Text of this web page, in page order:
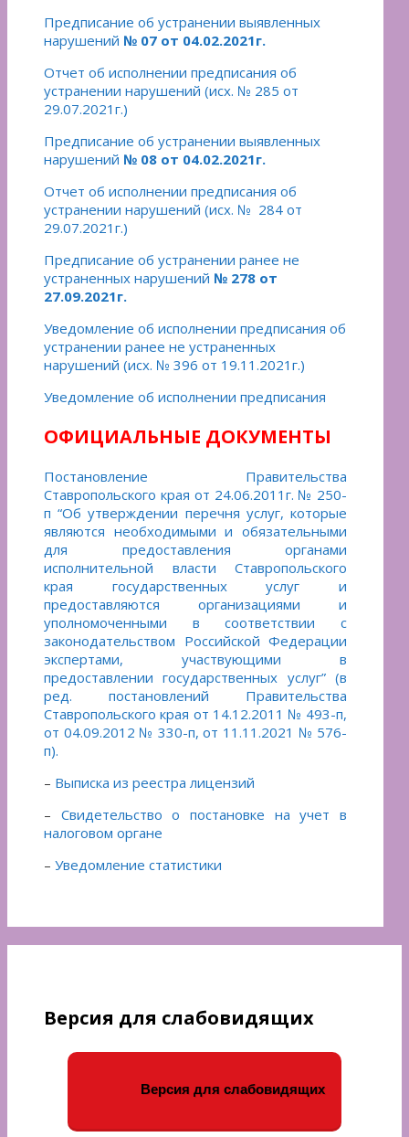
Предписание об устранении выявленных
нарушений № 07 от 04.02.2021г.
Отчет об исполнении предписания об
устранении нарушений (исх. № 285 от
29.07.2021г.)
Предписание об устранении выявленных
нарушений № 08 от 04.02.2021г.
Отчет об исполнении предписания об
устранении нарушений (исх. № 284 от
29.07.2021г.)
Предписание об устранении ранее не
устраненных нарушений № 278 от
27.09.2021г.
Уведомление об исполнении предписания об
устранении ранее не устраненных
нарушений (исх. № 396 от 19.11.2021г.)
Уведомление об исполнении предписания
ОФИЦИАЛЬНЫЕ ДОКУМЕНТЫ
Постановление Правительства
Ставропольского края от 24.06.2011г. № 250-
п “Об утверждении перечня услуг, которые
являются необходимыми и обязательными
для предоставления органами
исполнительной власти Ставропольского
края государственных услуг и
предоставляются организациями и
уполномоченными в соответствии с
законодательством Российской Федерации
экспертами, участвующими в
предоставлении государственных услуг” (в
ред. постановлений Правительства
Ставропольского края от 14.12.2011 № 493-п,
от 04.09.2012 № 330-п, от 11.11.2021 № 576-
п).
– Выписка из реестра лицензий
– Свидетельство о постановке на учет в
налоговом органе
– Уведомление статистики
Версия для слабовидящих
Версия для слабовидящих